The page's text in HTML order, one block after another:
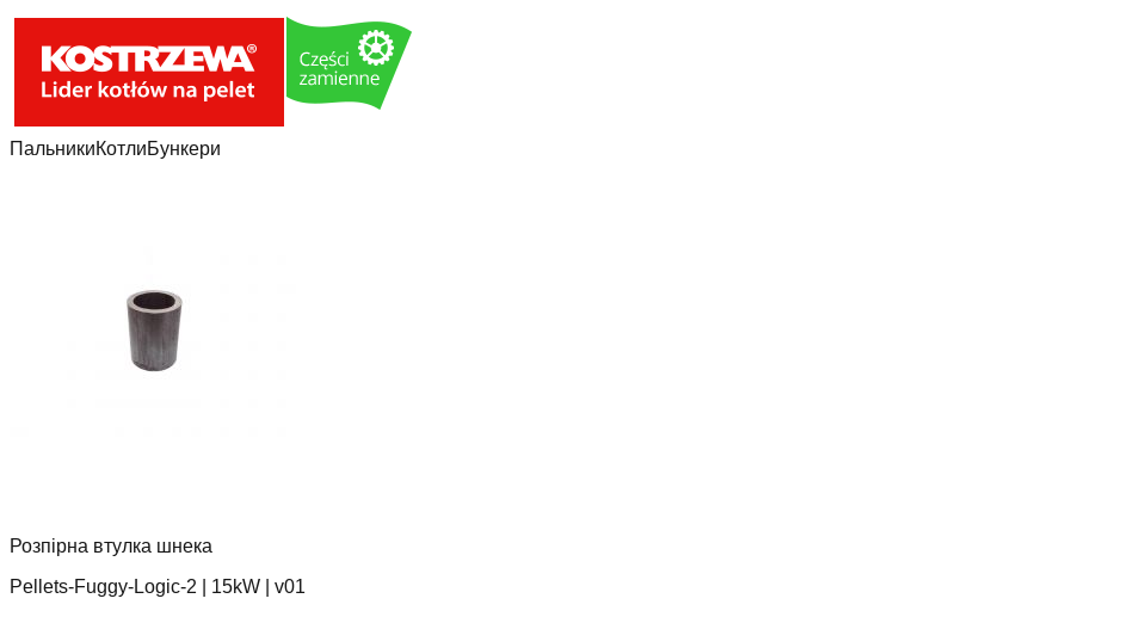
ПальникиКотлиБункери
Розпірна втулка шнека
Pellets-Fuggy-Logic-2
15kW
v01